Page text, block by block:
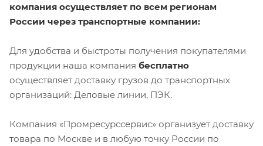
компания осуществляет по всем регионам
России через транспортные компании:
Для удобства и быстроты получения покупателями
продукции наша компания бесплатно
осуществляет доставку грузов до транспортных
организаций: Деловые линии, ПЭК.
Компания «Промресурссервис» организует доставку
товара по Москве и в любую точку России по